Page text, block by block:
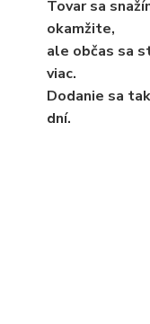
Tovar sa
okamžite,
ale občas sa
viac.
Dodanie sa
dní.